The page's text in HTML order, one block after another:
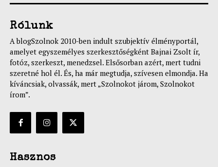
Rólunk
A blogSzolnok 2010-ben indult szubjektív élményportál,
amelyet egyszemélyes szerkesztőségként Bajnai Zsolt ír,
fotóz, szerkeszt, menedzsel. Elsősorban azért, mert tudni
szeretné hol él. És, ha már megtudja, szívesen elmondja. Ha
kíváncsiak, olvassák, mert „Szolnokot járom, Szolnokot
írom”.
Hasznos